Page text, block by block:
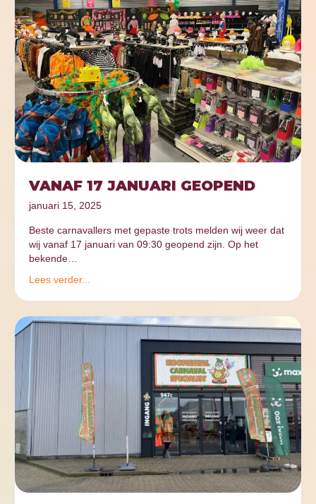
VANAF 17 JANUARI GEOPEND
januari 15, 2025
Beste carnavallers met gepaste trots melden wij weer dat
wij vanaf 17 januari van 09:30 geopend zijn. Op het
bekende…
Lees verder...